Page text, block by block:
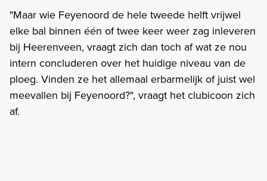
"Maar wie Feyenoord de hele tweede helft vrijwel
elke bal binnen één of twee keer weer zag inleveren
bij Heerenveen, vraagt zich dan toch af wat ze nou
intern concluderen over het huidige niveau van de
ploeg. Vinden ze het allemaal erbarmelijk of juist wel
meevallen bij Feyenoord?", vraagt het clubicoon zich
af.